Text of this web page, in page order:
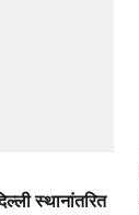
स्थानांतरित